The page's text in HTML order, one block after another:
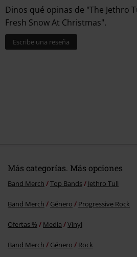
Dinos qué opinas de "The Jethro
Fresh Snow At Christmas".
Escribe una reseña
Más categorías. Más opciones
Band Merch Top Bands Jethro Tull
Band Merch Género Progressive Rock
Ofertas % Media Vinyl
Band Merch Género Rock